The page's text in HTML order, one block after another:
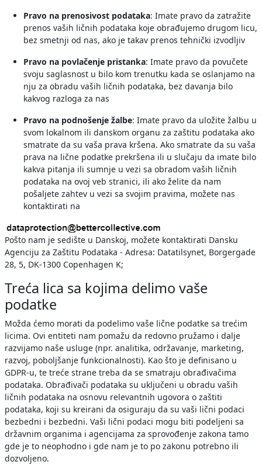
Pravo na prenosivost podataka: Imate pravo da zatražite
prenos vaših ličnih podataka koje obrađujemo drugom licu,
bez smetnji od nas, ako je takav prenos tehnički izvodljiv
Pravo na povlačenje pristanka: Imate pravo da povučete
svoju saglasnost u bilo kom trenutku kada se oslanjamo na
nju za obradu vaših ličnih podataka, bez davanja bilo
kakvog razloga za nas
Pravo na podnošenje žalbe: Imate pravo da uložite žalbu u
svom lokalnom ili danskom organu za zaštitu podataka ako
smatrate da su vaša prava kršena. Ako smatrate da su vaša
prava na lične podatke prekršena ili u slučaju da imate bilo
kakva pitanja ili sumnje u vezi sa obradom vaših ličnih
podataka na ovoj veb stranici, ili ako želite da nam
pošaljete zahtev u vezi sa svojim pravima, možete nas
kontaktirati na
Pošto nam je sedište u Danskoj, možete kontaktirati Dansku
Agenciju za Zaštitu Podataka - Adresa: Datatilsynet, Borgergade
28, 5, DK-1300 Copenhagen K;
Treća lica sa kojima delimo vaše
podatke
Možda ćemo morati da podelimo vaše lične podatke sa trećim
licima. Ovi entiteti nam pomažu da redovno pružamo i dalje
razvijamo naše usluge (npr. analitika, održavanje, marketing,
razvoj, poboljšanje funkcionalnosti). Kao što je definisano u
GDPR-u, te treće strane treba da se smatraju obrađivačima
podataka. Obrađivači podataka su uključeni u obradu vaših
ličnih podataka na osnovu relevantnih ugovora o zaštiti
podataka, koji su kreirani da osiguraju da su vaši lični podaci
bezbedni i bezbedni. Vaši lični podaci mogu biti podeljeni sa
državnim organima i agencijama za sprovođenje zakona tamo
gde je to neophodno i gde nam je to po zakonu potrebno ili
dozvoljeno.